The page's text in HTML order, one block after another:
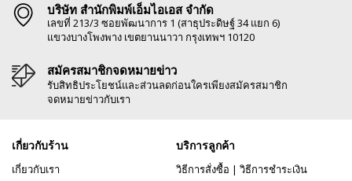
บริษัท สำนักพิมพ์เอ็มไอเอส จำกัด
เลขที่ 213/3 ซอยพัฒนาการ 1 (สาธุประดิษฐ์ 34 แยก 6)
แขวงบางโพงพาง เขตยานนาวา กรุงเทพฯ 10120
สมัครสมาชิกจดหมายข่าว
รับสิทธิประโยชน์และส่วนลดก่อนใครเพียงสมัครสมาชิก
จดหมายข่าวกับเรา
เกี่ยวกับร้าน
เกี่ยวกับเรา
บริการลูกค้า
วิธีการสั่งซื้อ | วิธีการชำระเงิน